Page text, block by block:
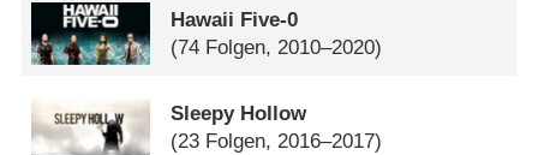
Hawaii Five-0
(74 Folgen, 2010–2020)
Sleepy Hollow
(23 Folgen, 2016–2017)